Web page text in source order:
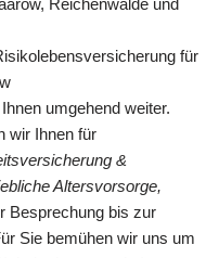
für
umgehend weiter.
wir Ihnen für
&
Altersvorsorge,
Besprechung bis zur
Sie bemühen wir uns um